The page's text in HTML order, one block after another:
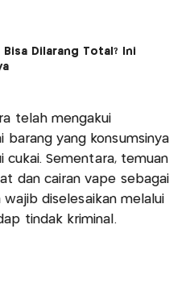
Bisa Dilarang Total? Ini
telah mengakui
barang yang konsumsinya
cukai. Sementara, temuan
dan cairan vape sebagai
diselesaikan melalui
tindak kriminal.